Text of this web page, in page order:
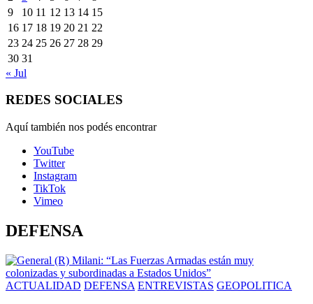
9
10 11 12 13 14 15
16 17 18 19 20 21 22
23 24 25 26 27 28 29
30 31
« Jul
REDES SOCIALES
Aquí también nos podés encontrar
YouTube
Twitter
Instagram
TikTok
Vimeo
DEFENSA
ACTUALIDAD DEFENSA ENTREVISTAS GEOPOLITICA